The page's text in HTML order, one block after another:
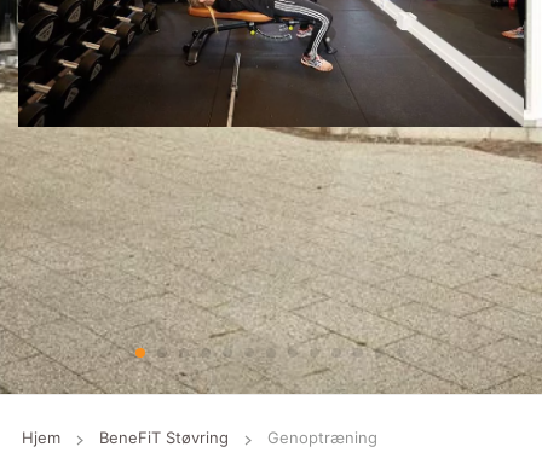
Hjem BeneFiT Støvring Genoptræning